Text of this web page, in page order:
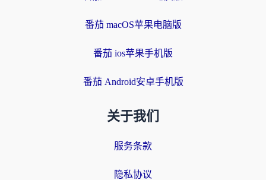
番茄 macOS苹果电脑版
番茄 ios苹果手机版
番茄 Android安卓手机版
关于我们
服务条款
隐私协议